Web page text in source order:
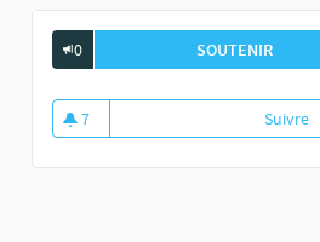
0 SOUTENIR
7
7 abonnés
Suivre